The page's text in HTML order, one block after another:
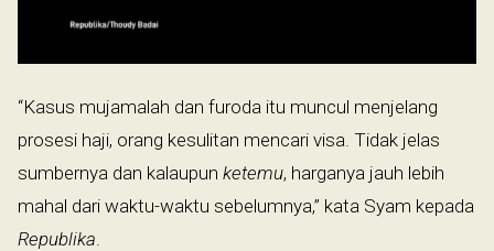
“Kasus mujamalah dan furoda itu muncul menjelang
prosesi haji, orang kesulitan mencari visa. Tidak jelas
sumbernya dan kalaupun ketemu, harganya jauh lebih
mahal dari waktu-waktu sebelumnya,” kata Syam kepada
Republika.